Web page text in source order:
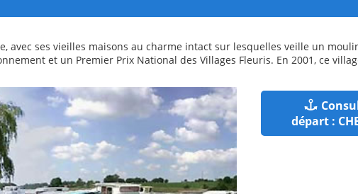
avec ses vieilles maisons au charme intact sur lesquelles veille un
et un Premier Prix National des Villages Fleuris. En 2001, ce
départ :